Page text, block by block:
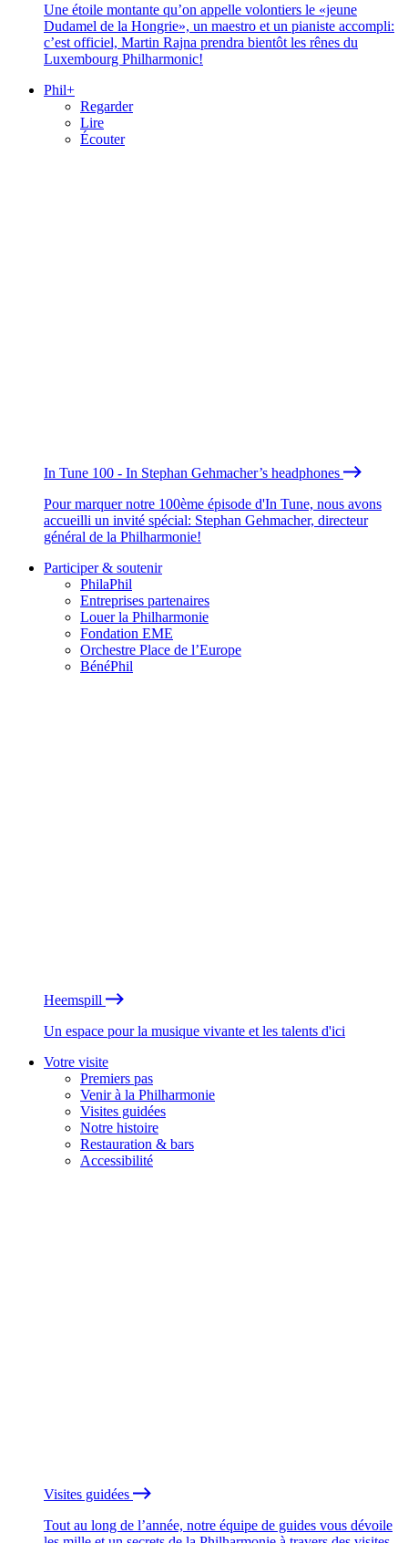
Une étoile montante qu’on appelle volontiers le «jeune
Dudamel de la Hongrie», un maestro et un pianiste accompli:
c’est officiel, Martin Rajna prendra bientôt les rênes du
Luxembourg Philharmonic!
Phil+
Regarder
Lire
Écouter
In Tune 100 - In Stephan Gehmacher’s headphones
Pour marquer notre 100ème épisode d'In Tune, nous avons
accueilli un invité spécial: Stephan Gehmacher, directeur
général de la Philharmonie!
Participer & soutenir
PhilaPhil
Entreprises partenaires
Louer la Philharmonie
Fondation EME
Orchestre Place de l’Europe
BénéPhil
Heemspill
Un espace pour la musique vivante et les talents d'ici
Votre visite
Premiers pas
Venir à la Philharmonie
Visites guidées
Notre histoire
Restauration & bars
Accessibilité
Visites guidées
Tout au long de l’année, notre équipe de guides vous dévoile